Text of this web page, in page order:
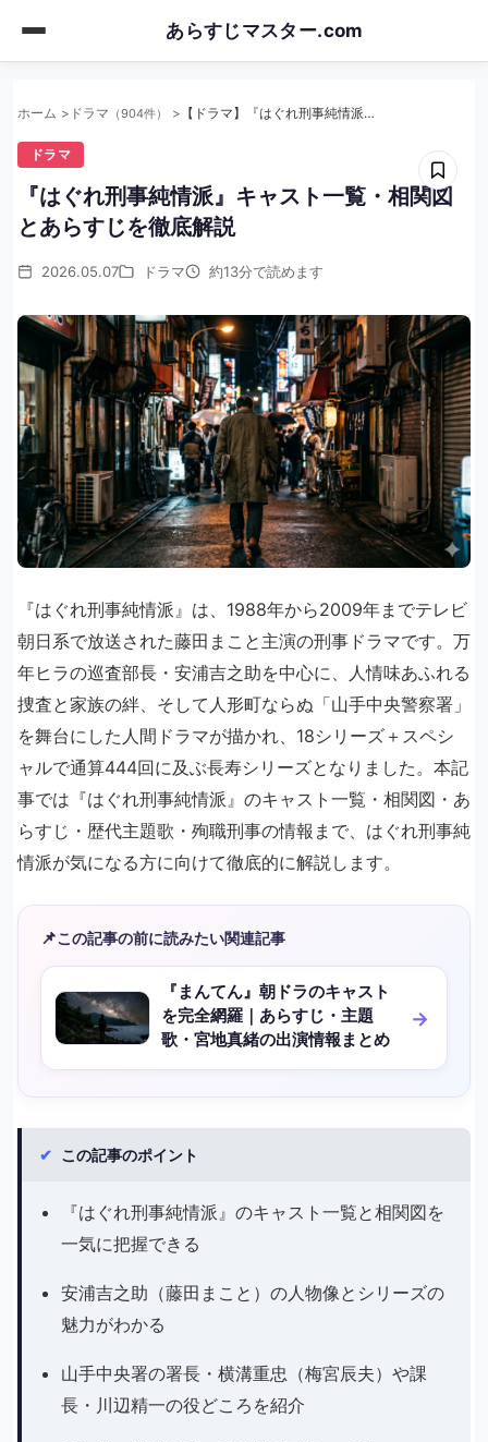
content
あらすじマスター.com
ホーム ドラマ （904件） 【ドラマ】『はぐれ刑事純情派』キャスト一覧・相関図とあらすじを徹底解説
ドラマ
『はぐれ刑事純情派』キャスト一覧・相関図
とあらすじを徹底解説
2026.05.07 ドラマ 約13分で読めます
『はぐれ刑事純情派』は、1988年から2009年までテレビ
朝日系で放送された藤田まこと主演の刑事ドラマです。万
年ヒラの巡査部長・安浦吉之助を中心に、人情味あふれる
捜査と家族の絆、そして人形町ならぬ「山手中央警察署」
を舞台にした人間ドラマが描かれ、18シリーズ＋スペシ
ャルで通算444回に及ぶ長寿シリーズとなりました。本記
事では『はぐれ刑事純情派』のキャスト一覧・相関図・あ
らすじ・歴代主題歌・殉職刑事の情報まで、はぐれ刑事純
情派が気になる方に向けて徹底的に解説します。
📌この記事の前に読みたい関連記事
『まんてん』朝ドラのキャスト
を完全網羅｜あらすじ・主題
歌・宮地真緒の出演情報まとめ
✔ この記事のポイント
『はぐれ刑事純情派』のキャスト一覧と相関図を
一気に把握できる
安浦吉之助（藤田まこと）の人物像とシリーズの
魅力がわかる
山手中央署の署長・横溝重忠（梅宮辰夫）や課
長・川辺精一の役どころを紹介